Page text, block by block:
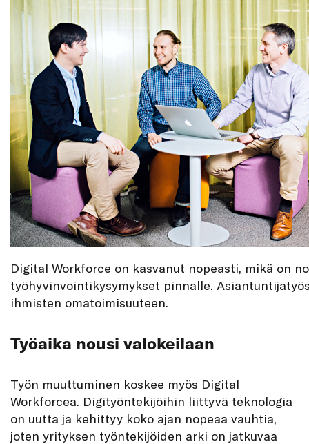
Digital Workforce on kasvanut nopeasti, mikä on
työhyvinvointikysymykset pinnalle.
ihmisten omatoimisuuteen.
Työaika nousi valokeilaan
Työn muuttuminen koskee myös Digital
Workforcea. Digityöntekijöihin liittyvä teknologia
on uutta ja kehittyy koko ajan nopeaa vauhtia,
joten yrityksen työntekijöiden arki on jatkuvaa